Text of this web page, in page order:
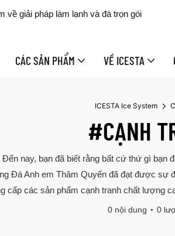
về giải pháp làm lạnh và đá trọn gói
CÁC SẢN PHẨM VỀ ICESTA
ICESTA Ice System
#CẠNH
nay, bạn đã biết rằng bất cứ thứ gì
Đá Anh em Thâm Quyến đã đạt được
cấp các sản phẩm cạnh tranh chất lượng
0 nội dung 0